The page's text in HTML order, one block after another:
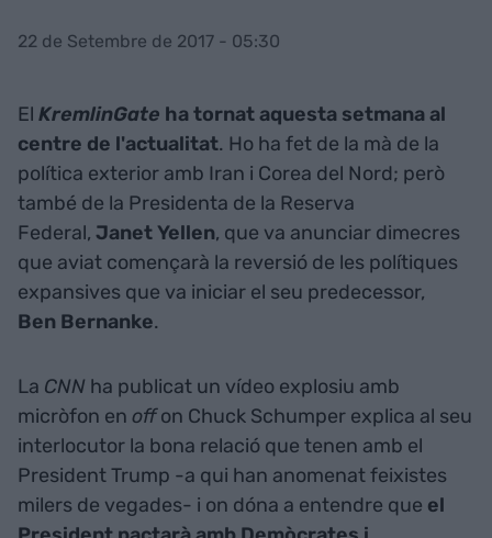
22 de Setembre de 2017 - 05:30
El KremlinGate ha tornat aquesta setmana al
centre de l'actualitat. Ho ha fet de la mà de la
política exterior amb Iran i Corea del Nord; però
també de la Presidenta de la Reserva
Federal, Janet Yellen, que va anunciar dimecres
que aviat començarà la reversió de les polítiques
expansives que va iniciar el seu predecessor,
Ben Bernanke.
La CNN ha publicat un vídeo explosiu amb
micròfon en offon Chuck Schumper explica al seu
interlocutor la bona relació que tenen amb el
President Trump -a qui han anomenat feixistes
milers de vegades- i on dóna a entendre que el